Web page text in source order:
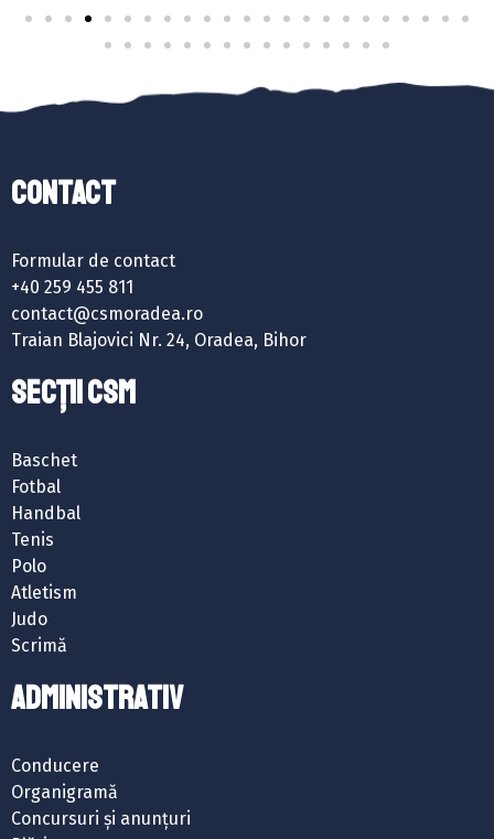
Contact
Formular de contact
+40 259 455 811
contact@csmoradea.ro
Traian Blajovici Nr. 24, Oradea, Bihor
SECȚII CSM
Baschet
Fotbal
Handbal
Tenis
Polo
Atletism
Judo
Scrimă
ADMINISTRATIV
Conducere
Organigramă
Concursuri și anunțuri